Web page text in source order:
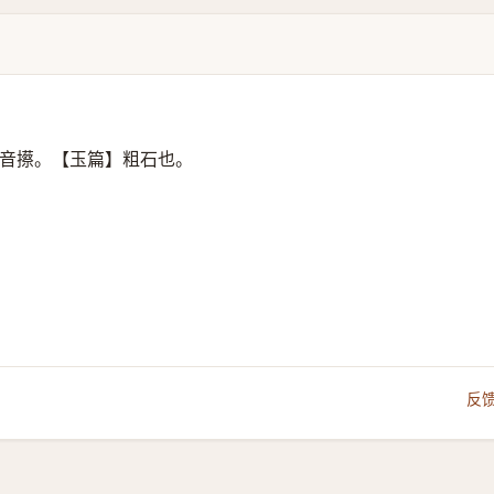
攃。【玉篇】粗石也。
反